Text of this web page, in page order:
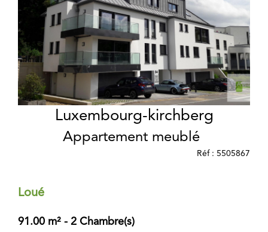
Luxembourg-kirchberg
Appartement meublé
Réf : 5505867
Loué
91.00 m² - 2 Chambre(s)